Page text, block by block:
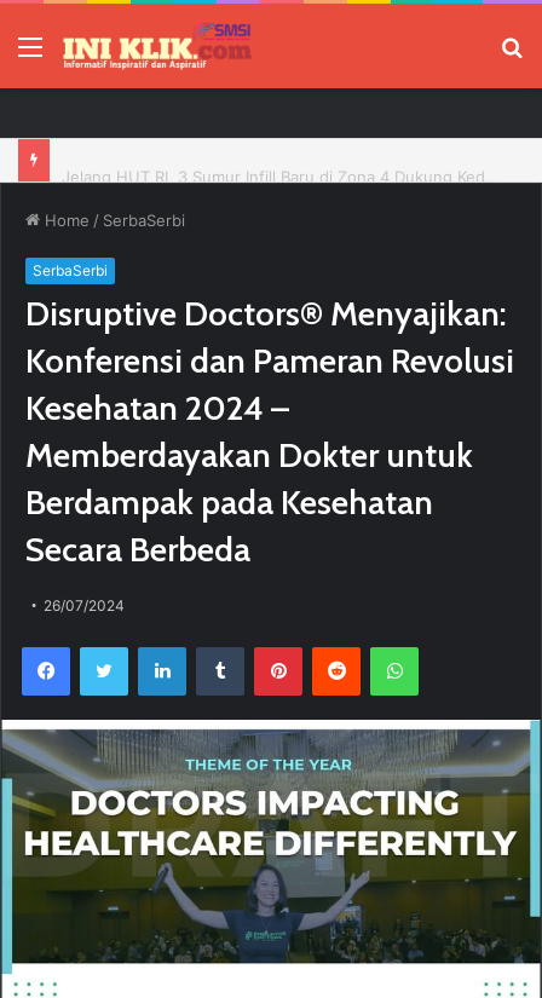
Menu
Home / SerbaSerbi
SerbaSerbi
Disruptive Doctors® Menyajikan:
Konferensi dan Pameran Revolusi
Kesehatan 2024 –
Memberdayakan Dokter untuk
Berdampak pada Kesehatan
Secara Berbeda
26/07/2024